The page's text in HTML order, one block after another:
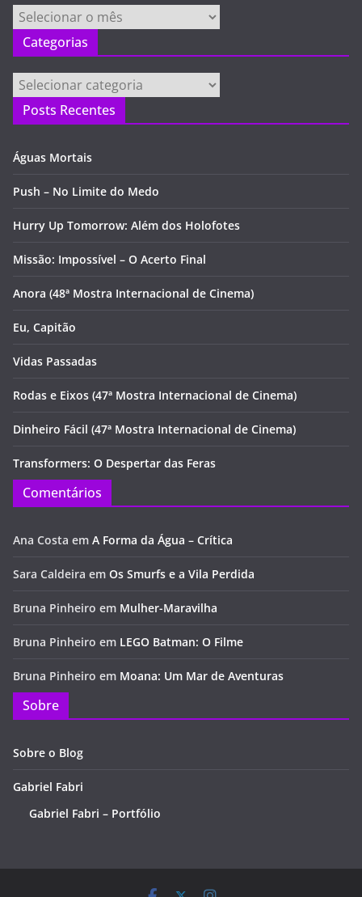
Arquivos
Categorias
Categorias
Posts Recentes
Águas Mortais
Push – No Limite do Medo
Hurry Up Tomorrow: Além dos Holofotes
Missão: Impossível – O Acerto Final
Anora (48ª Mostra Internacional de Cinema)
Eu, Capitão
Vidas Passadas
Rodas e Eixos (47ª Mostra Internacional de Cinema)
Dinheiro Fácil (47ª Mostra Internacional de Cinema)
Transformers: O Despertar das Feras
Comentários
Ana Costa em A Forma da Água – Crítica
Sara Caldeira em Os Smurfs e a Vila Perdida
Bruna Pinheiro em Mulher-Maravilha
Bruna Pinheiro em LEGO Batman: O Filme
Bruna Pinheiro em Moana: Um Mar de Aventuras
Sobre
Sobre o Blog
Gabriel Fabri
Gabriel Fabri – Portfólio